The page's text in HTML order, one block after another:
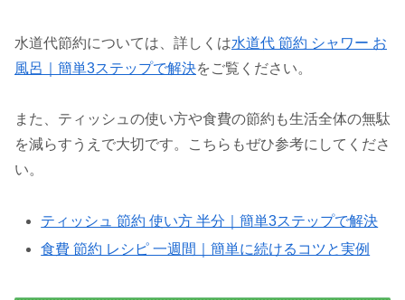
水道代節約については、詳しくは水道代 節約 シャワー お
風呂｜簡単3ステップで解決をご覧ください。
また、ティッシュの使い方や食費の節約も生活全体の無駄
を減らすうえで大切です。こちらもぜひ参考にしてくださ
い。
ティッシュ 節約 使い方 半分｜簡単3ステップで解決
食費 節約 レシピ 一週間｜簡単に続けるコツと実例